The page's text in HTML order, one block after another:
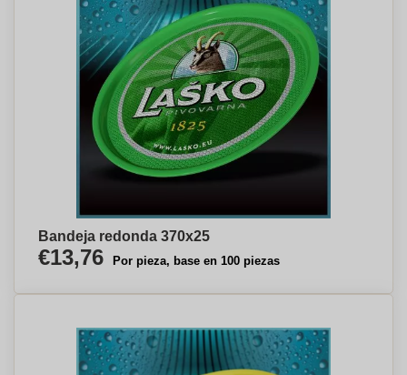
Bandeja redonda 370x25
€13,76 Por pieza, base en 100 piezas